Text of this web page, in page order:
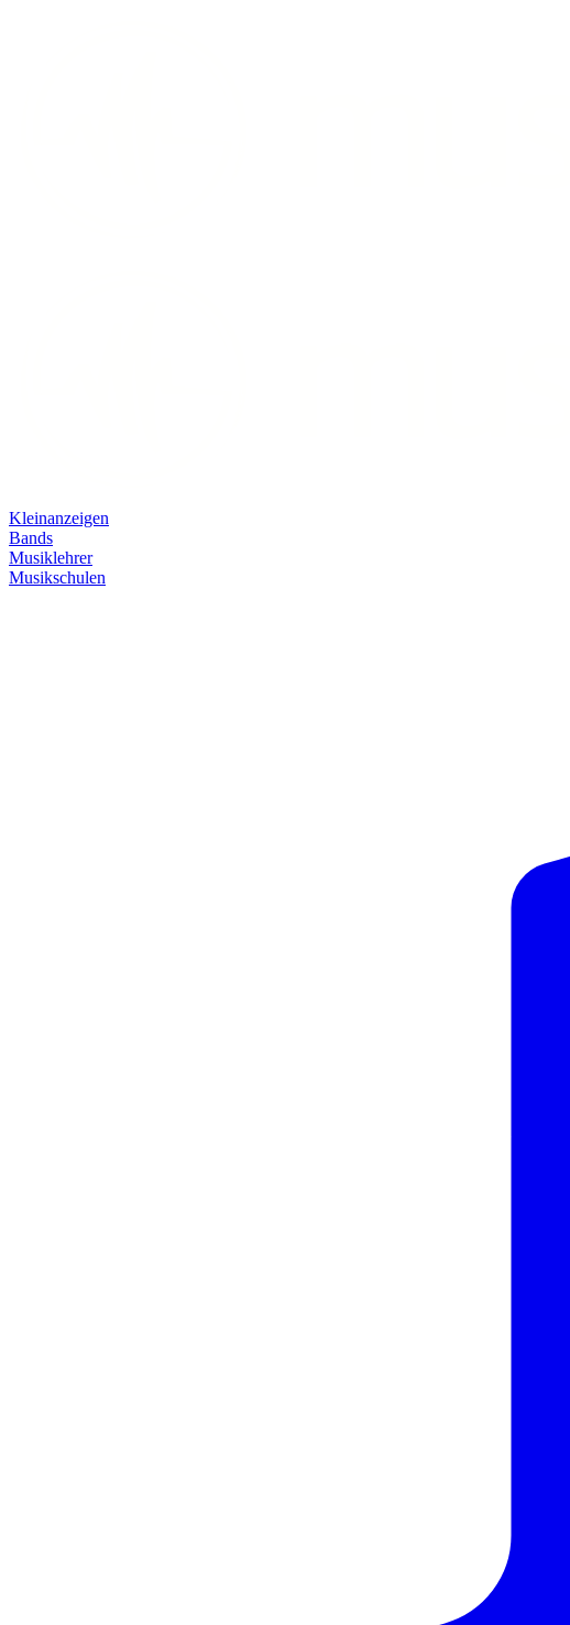
Kleinanzeigen
Bands
Musiklehrer
Musikschulen